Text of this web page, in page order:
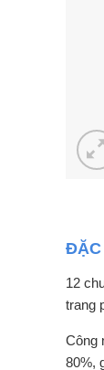
ĐẶC
12
trang
Công
80%,